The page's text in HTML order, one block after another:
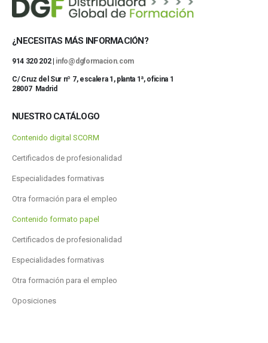
¿NECESITAS MÁS INFORMACIÓN?
914 320 202 | info@dgformacion.com
C/ Cruz del Sur nº 7, escalera 1, planta 1ª, oficina 1
28007 Madrid
NUESTRO CATÁLOGO
Contenido digital SCORM
Certificados de profesionalidad
Especialidades formativas
Otra formación para el empleo
Contenido formato papel
Certificados de profesionalidad
Especialidades formativas
Otra formación para el empleo
Oposiciones